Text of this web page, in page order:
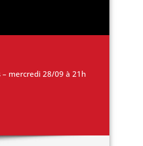
– mercredi 28/09 à 21h